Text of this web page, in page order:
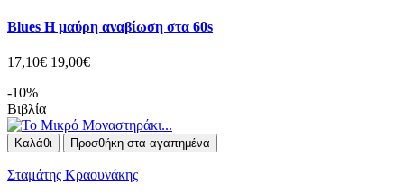
Blues Η μαύρη αναβίωση στα 60s
17,10€ 19,00€
-10%
Βιβλία
Καλάθι Προσθήκη στα αγαπημένα
Σταμάτης Κραουνάκης